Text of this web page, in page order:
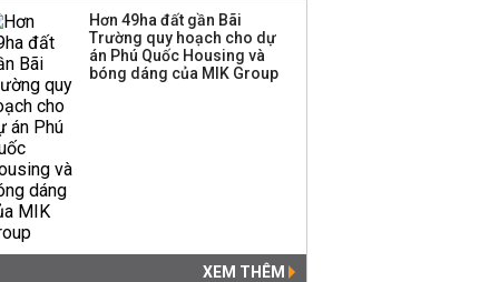
Hơn 49ha đất gần Bãi
Trường quy hoạch cho dự
án Phú Quốc Housing và
bóng dáng của MIK Group
XEM THÊM